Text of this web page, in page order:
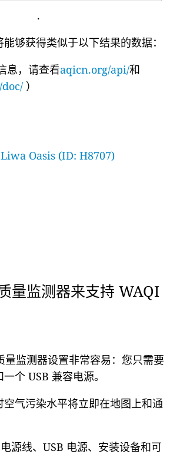
.
够获得类似于以下结果的数据：
息，请查看aqicn.org/api/和
）
Oasis (ID: H8707)
量监测器来支持 WAQI
监测器设置非常容易：您只需要
个 USB 兼容电源。
气污染水平将立即在地图上和通
源线、USB 电源、安装设备和可